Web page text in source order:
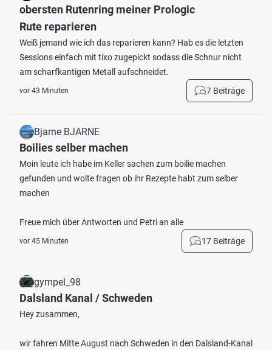
obersten Rutenring meiner Prologic
Rute reparieren
Weiß jemand wie ich das reparieren kann? Hab es die letzten
Sessions einfach mit tixo zugepickt sodass die Schnur nicht
am scharfkantigen Metall aufschneidet.
vor 43 Minuten 7 Beiträge
Bjarne BJARNE
Boilies selber machen
Moin leute ich habe im Keller sachen zum boilie machen
gefunden und wolte fragen ob ihr Rezepte habt zum selber
machen
Freue mich über Antworten und Petri an alle
vor 45 Minuten 17 Beiträge
gympel_98
Dalsland Kanal / Schweden
Hey zusammen,
wir fahren Mitte August nach Schweden in den Dalsland-Kanal